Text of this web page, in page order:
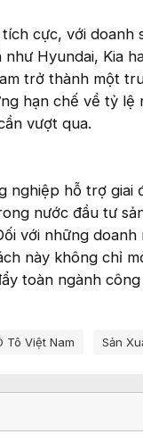
cực, với doanh
Hyundai, Kia
trở thành một
hạn chế về tỷ lệ
vượt qua.
nghiệp hỗ trợ giai
nước đầu tư
với những
này không chỉ
toàn ngành
Tô Việt Nam Sản